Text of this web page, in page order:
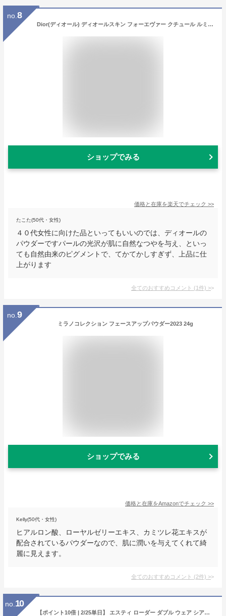
no. 8
Dior(ディオール) ディオールスキン フォーエヴァー クチュール ルミナイザー Col.03PEARLESCENT GLOW
ショップでみる
価格と在庫を楽天でチェック >>
たこた(50代・女性)
４０代女性に向けた品といってもいいのでは、ディオールの
パウダーですパールの光沢が肌に自然なつやを与え、といっ
ても自然由来のピグメントで、てかてかしすぎず、上品に仕
上がります
全てのおすすめコメント (1件) >
no. 9
ミラノコレクション フェースアップパウダー2023 24g
ショップでみる
価格と在庫をAmazonでチェック >>
Kelly(50代・女性)
ヒアルロン酸、ローヤルゼリーエキス、カミツレ花エキスが
配合されているパウダーなので、肌に潤いを与えてくれて綺
麗に見えます。
全てのおすすめコメント (2件) >
no. 10
【ポイント10倍 | 2/25単日】 エスティ ローダー ダブル ウェア シアー フラッタリー ルース パウダー ESTEE LAUDER | フェースパウダー フェイスパウダー ツヤ肌 フィニッシュパウダー コスメ メイクアップ